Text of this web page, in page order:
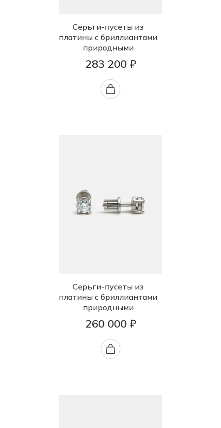
Серьги-пусеты из
платины с бриллиантами
природными
283 200 ₽
Серьги-пусеты из
платины с бриллиантами
природными
260 000 ₽